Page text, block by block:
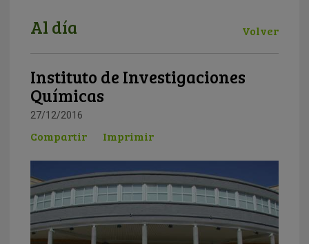
Al día Volver
Instituto de Investigaciones
Químicas
27/12/2016
Compartir Imprimir